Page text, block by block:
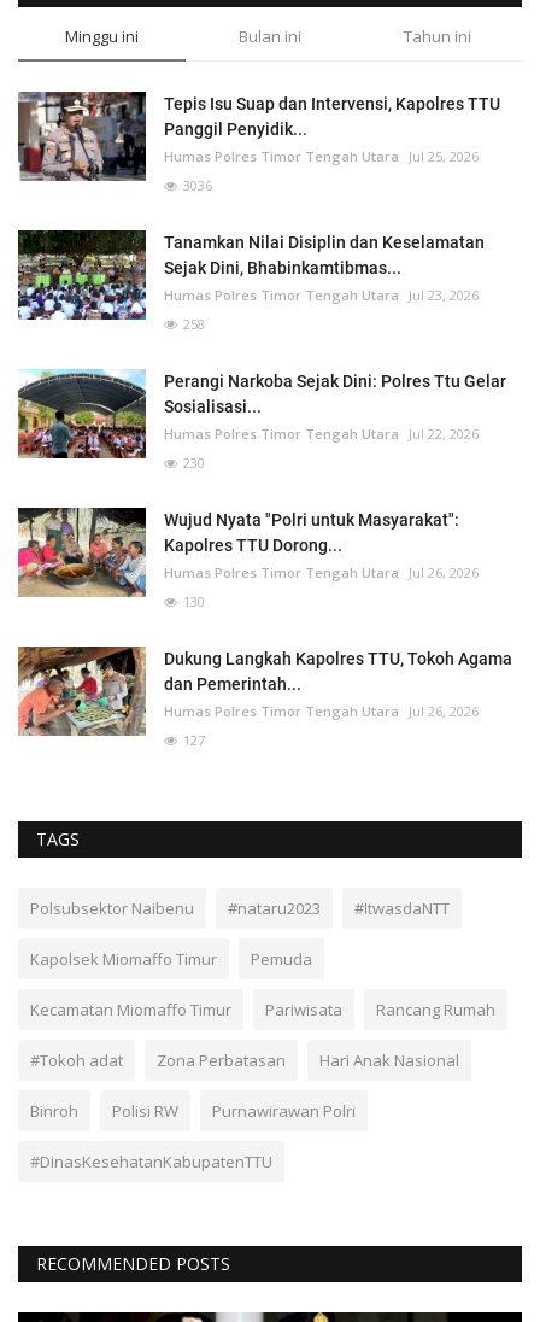
Minggu ini Bulan ini Tahun ini
Tepis Isu Suap dan Intervensi, Kapolres TTU
Panggil Penyidik...
Humas Polres Timor Tengah Utara
Jul 25, 2026
3036
Tanamkan Nilai Disiplin dan Keselamatan
Sejak Dini, Bhabinkamtibmas...
Humas Polres Timor Tengah Utara
Jul 23, 2026
258
Perangi Narkoba Sejak Dini: Polres Ttu Gelar
Sosialisasi...
Humas Polres Timor Tengah Utara
Jul 22, 2026
230
Wujud Nyata "Polri untuk Masyarakat":
Kapolres TTU Dorong...
Humas Polres Timor Tengah Utara
Jul 26, 2026
130
Dukung Langkah Kapolres TTU, Tokoh Agama
dan Pemerintah...
Humas Polres Timor Tengah Utara
Jul 26, 2026
127
TAGS
Polsubsektor Naibenu #nataru2023 #ItwasdaNTT
Kapolsek Miomaffo Timur Pemuda
Kecamatan Miomaffo Timur Pariwisata Rancang Rumah
#Tokoh adat Zona Perbatasan Hari Anak Nasional
Binroh Polisi RW Purnawirawan Polri
#DinasKesehatanKabupatenTTU
RECOMMENDED POSTS